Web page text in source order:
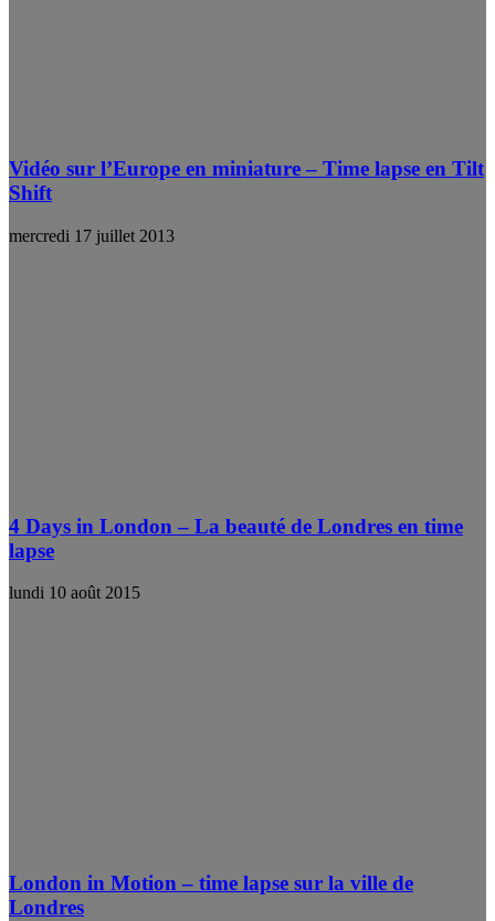
Vidéo sur l’Europe en miniature – Time lapse en Tilt
Shift
mercredi 17 juillet 2013
4 Days in London – La beauté de Londres en time
lapse
lundi 10 août 2015
London in Motion – time lapse sur la ville de
Londres